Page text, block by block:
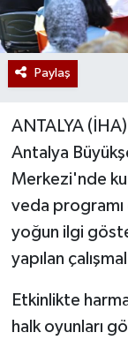
Paylaş
ANTALYA
Antalya
Merkezi'nde
veda
yoğun ilgi
yapılan
Etkinlikte
halk oyunları